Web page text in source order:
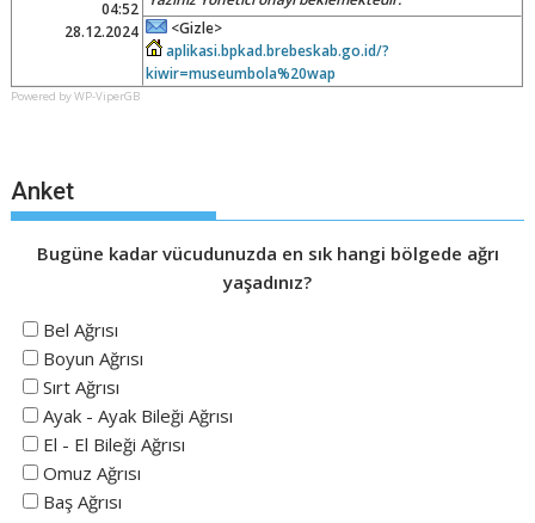
04:52
28.12.2024
<Gizle>
aplikasi.bpkad.brebeskab.go.id/?
kiwir=museumbola%20wap
Powered by WP-ViperGB
Anket
Bugüne kadar vücudunuzda en sık hangi bölgede ağrı
yaşadınız?
Bel Ağrısı
Boyun Ağrısı
Sırt Ağrısı
Ayak - Ayak Bileği Ağrısı
El - El Bileği Ağrısı
Omuz Ağrısı
Baş Ağrısı